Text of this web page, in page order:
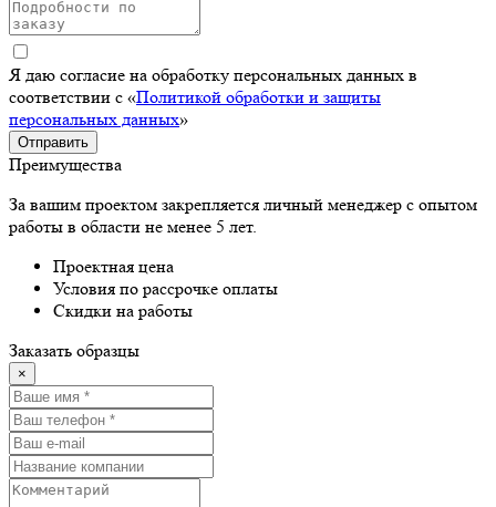
Я даю согласие на обработку персональных данных в
соответствии с «Политикой обработки и защиты
персональных данных»
Отправить
Преимущества
За вашим проектом закрепляется личный менеджер с опытом
работы в области не менее 5 лет.
Проектная цена
Условия по рассрочке оплаты
Скидки на работы
Заказать образцы
×